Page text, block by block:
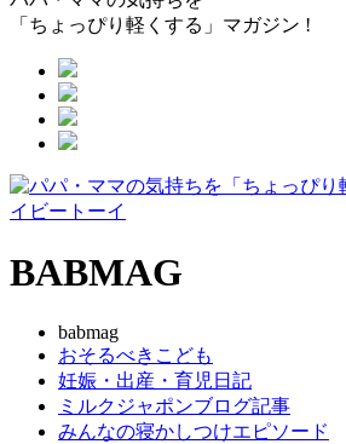
「ちょっぴり軽くする」マガジン !
BABMAG
babmag
おそるべきこども
妊娠・出産・育児日記
ミルクジャポンブログ記事
みんなの寝かしつけエピソード